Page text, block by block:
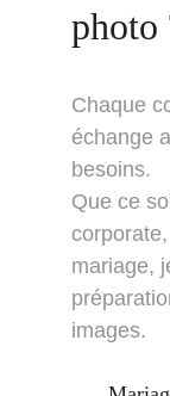
photo
Chaque
échange
besoins.
Que ce
mariage,
images.